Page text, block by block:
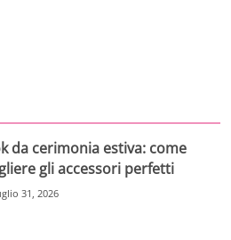
da cerimonia estiva: come
gli accessori perfetti
31, 2026